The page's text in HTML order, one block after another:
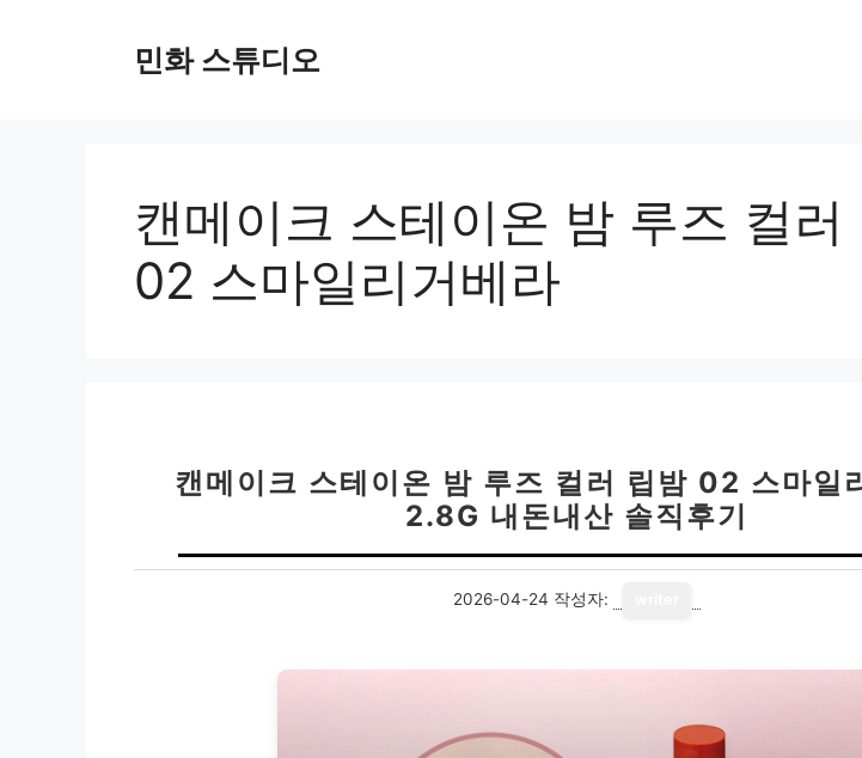
민화 스튜디오
캔메이크 스테이온 밤 루즈 컬러
02 스마일리거베라
캔메이크 스테이온 밤 루즈 컬러 립밤 02 스마일
2.8G 내돈내산 솔직후기
2026-04-24 작성자: